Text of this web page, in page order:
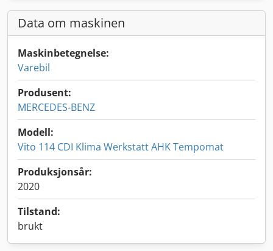
Data om maskinen
Maskinbetegnelse:
Varebil
Produsent:
MERCEDES-BENZ
Modell:
Vito 114 CDI Klima Werkstatt AHK Tempomat
Produksjonsår:
2020
Tilstand:
brukt